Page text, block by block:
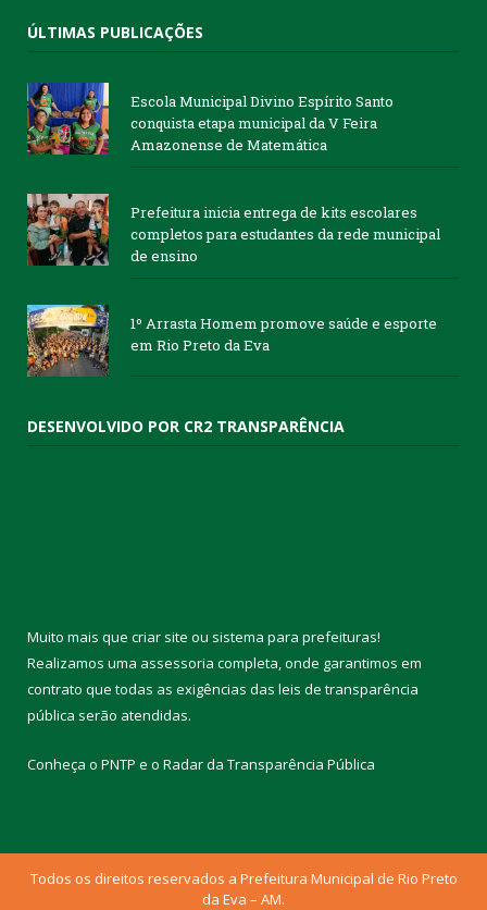
ÚLTIMAS PUBLICAÇÕES
Escola Municipal Divino Espírito Santo
conquista etapa municipal da V Feira
Amazonense de Matemática
Prefeitura inicia entrega de kits escolares
completos para estudantes da rede municipal
de ensino
1º Arrasta Homem promove saúde e esporte
em Rio Preto da Eva
DESENVOLVIDO POR CR2 TRANSPARÊNCIA
Muito mais que criar site ou sistema para prefeituras!
Realizamos uma assessoria completa, onde garantimos em
contrato que todas as exigências das leis de transparência
pública serão atendidas.
Conheça o PNTP e o Radar da Transparência Pública
Todos os direitos reservados a Prefeitura Municipal de Rio Preto
da Eva – AM.